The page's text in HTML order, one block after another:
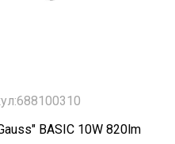
BASIC 10W 820lm